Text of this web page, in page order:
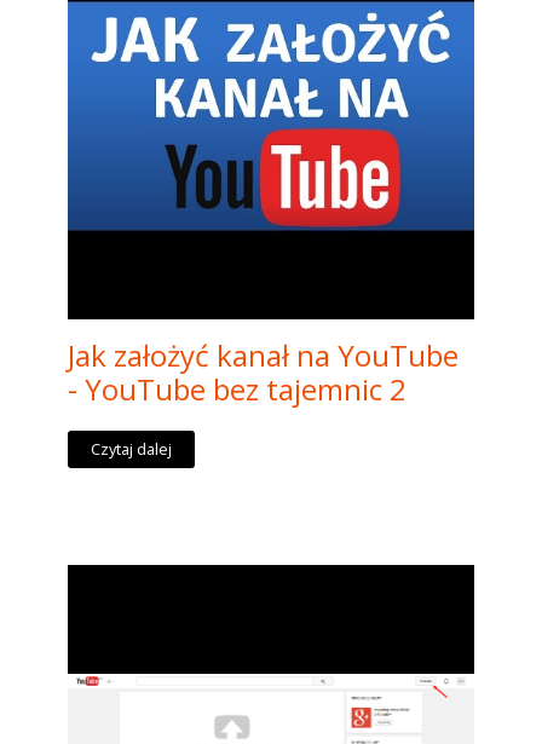
Jak założyć kanał na YouTube
- YouTube bez tajemnic 2
Czytaj dalej